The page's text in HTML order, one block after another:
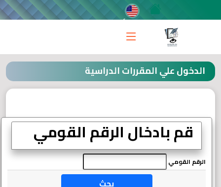
الخميس 6 أغسطس 2026 م
مركز التعلم المدمج
الدخول علي المقررات الدراسية
قم بادخال الرقم القومي
الرقم القومي